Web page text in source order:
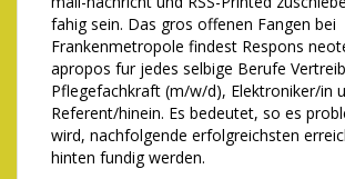
fahig sein. Das gros offenen Fangen bei
Frankenmetropole findest Respons
apropos fur jedes selbige Berufe
Pflegefachkraft (m/w/d), Elektroniker/in
Referent/hinein. Es bedeutet, so es
wird, nachfolgende erfolgreichsten
hinten fundig werden.